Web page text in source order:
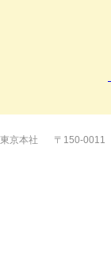
東京本社 〒150-0011